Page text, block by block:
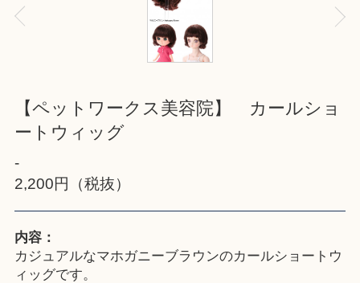
【ペットワークス美容院】 カールショ
ートウィッグ
-
2,200円（税抜）
内容：
カジュアルなマホガニーブラウンのカールショートウ
ィッグです。